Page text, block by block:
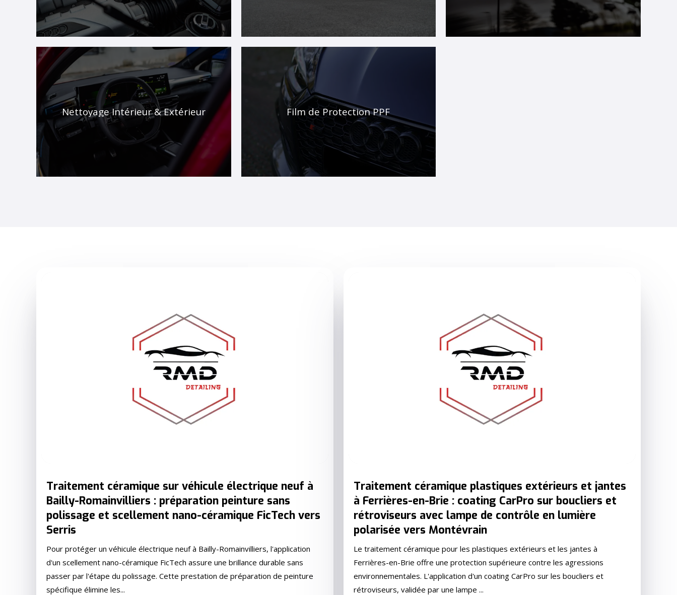
Nettoyage Intérieur & Extérieur Film de Protection PPF
Traitement céramique sur véhicule électrique neuf à
Bailly-Romainvilliers : préparation peinture sans
polissage et scellement nano-céramique FicTech vers
Serris
Pour protéger un véhicule électrique neuf à Bailly-Romainvilliers, l'application
d'un scellement nano-céramique FicTech assure une brillance durable sans
passer par l'étape du polissage. Cette prestation de préparation de peinture
spécifique élimine les...
Traitement céramique plastiques extérieurs et jantes
à Ferrières-en-Brie : coating CarPro sur boucliers et
rétroviseurs avec lampe de contrôle en lumière
polarisée vers Montévrain
Le traitement céramique pour les plastiques extérieurs et les jantes à
Ferrières-en-Brie offre une protection supérieure contre les agressions
environnementales. L'application d'un coating CarPro sur les boucliers et
rétroviseurs, validée par une lampe ...